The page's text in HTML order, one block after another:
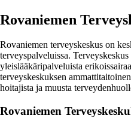
Rovaniemen
Rovaniemen terveyskeskus on
terveyspalveluissa.
yleislääkäripalveluista
terveyskeskuksen
hoitajista ja muusta
Rovaniemen